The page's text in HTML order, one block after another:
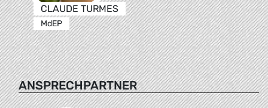
CLAUDE TURMES
MdEP
ANSPRECHPARTNER